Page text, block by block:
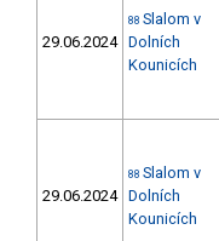
29.06.2024
88 Slalom v
Dolních
Kounicích
29.06.2024
88 Slalom v
Dolních
Kounicích